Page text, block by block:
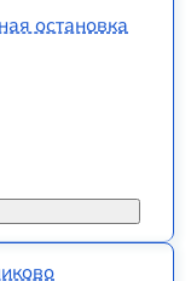
остановка